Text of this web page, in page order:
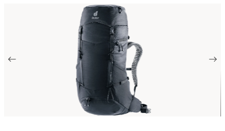
Bildergalerie überspringen